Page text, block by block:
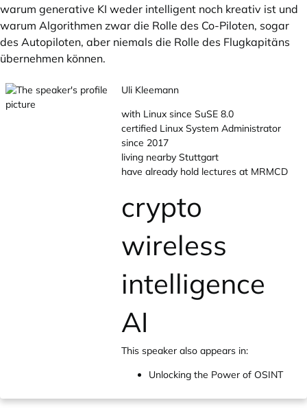
warum generative KI weder intelligent noch kreativ ist und
warum Algorithmen zwar die Rolle des Co-Piloten, sogar
des Autopiloten, aber niemals die Rolle des Flugkapitäns
übernehmen können.
Uli Kleemann
with Linux since SuSE 8.0
certified Linux System Administrator
since 2017
living nearby Stuttgart
have already hold lectures at MRMCD
crypto
wireless
intelligence
AI
This speaker also appears in:
Unlocking the Power of OSINT